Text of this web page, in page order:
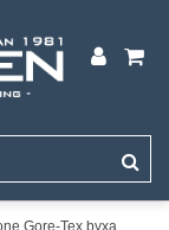
Gore-Tex byxa